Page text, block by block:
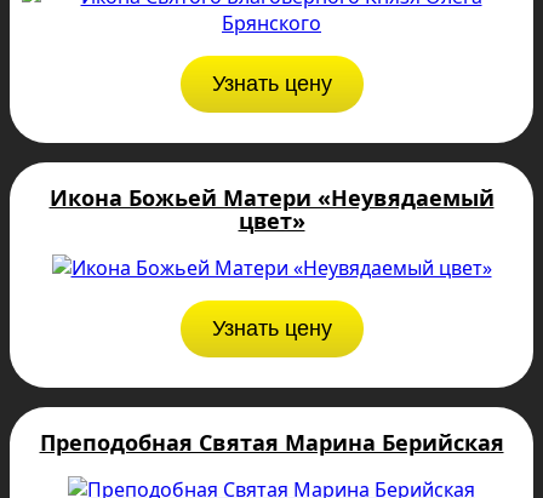
Узнать цену
Икона Божьей Матери «Неувядаемый
цвет»
Узнать цену
Преподобная Святая Марина Берийская